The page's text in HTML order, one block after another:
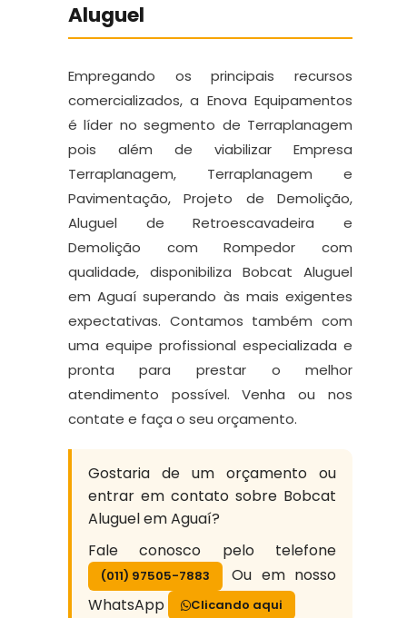
Aluguel
Empregando os principais recursos
comercializados, a Enova Equipamentos
é líder no segmento de Terraplanagem
pois além de viabilizar Empresa
Terraplanagem, Terraplanagem e
Pavimentação, Projeto de Demolição,
Aluguel de Retroescavadeira e
Demolição com Rompedor com
qualidade, disponibiliza Bobcat Aluguel
em Aguaí superando às mais exigentes
expectativas. Contamos também com
uma equipe profissional especializada e
pronta para prestar o melhor
atendimento possível. Venha ou nos
contate e faça o seu orçamento.
Gostaria de um orçamento ou
entrar em contato sobre Bobcat
Aluguel em Aguaí?
Fale conosco pelo telefone
(011) 97505-7883
Ou em nosso
WhatsApp
Clicando aqui